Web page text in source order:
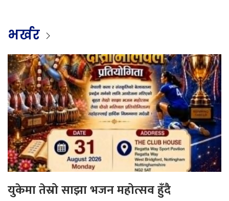
भर्खर
युकेमा तेस्रो साझा भजन महोत्सव हुँदै